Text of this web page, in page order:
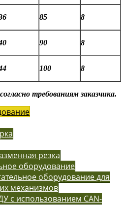
85 8
90 8
100 8
требованиям заказчика.
резка
оборудование
оборудование для
механизмов
с использованием CAN-